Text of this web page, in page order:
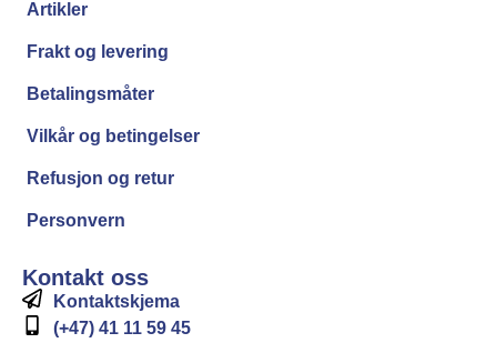
Artikler
Frakt og levering
Betalingsmåter
Vilkår og betingelser
Refusjon og retur
Personvern
Kontakt oss
Kontaktskjema
(+47) 41 11 59 45